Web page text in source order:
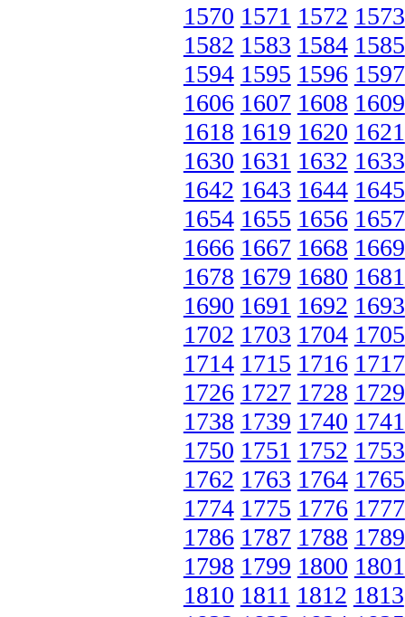
1570 1571 1572 1573
1582 1583 1584 1585
1594 1595 1596 1597
1606 1607 1608 1609
1618 1619 1620 1621
1630 1631 1632 1633
1642 1643 1644 1645
1654 1655 1656 1657
1666 1667 1668 1669
1678 1679 1680 1681
1690 1691 1692 1693
1702 1703 1704 1705
1714 1715 1716 1717
1726 1727 1728 1729
1738 1739 1740 1741
1750 1751 1752 1753
1762 1763 1764 1765
1774 1775 1776 1777
1786 1787 1788 1789
1798 1799 1800 1801
1810 1811 1812 1813